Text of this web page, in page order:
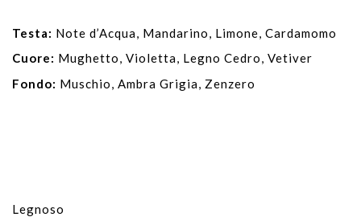
Testa: Note d’Acqua, Mandarino, Limone, Cardamomo
Cuore: Mughetto, Violetta, Legno Cedro, Vetiver
Fondo: Muschio, Ambra Grigia, Zenzero
Legnoso